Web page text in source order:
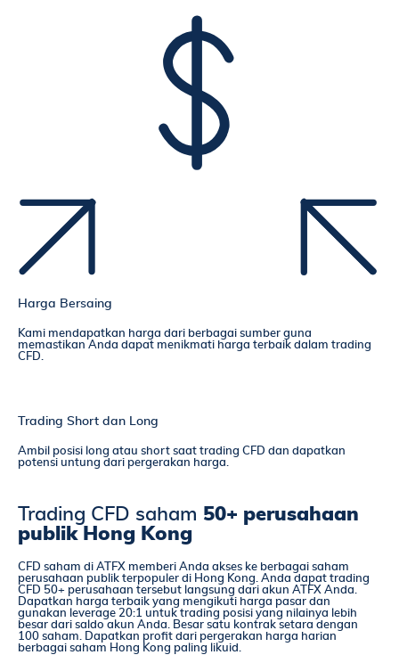
Harga Bersaing
Kami mendapatkan harga dari berbagai sumber guna
memastikan Anda dapat menikmati harga terbaik dalam trading
CFD.
Trading Short dan Long
Ambil posisi long atau short saat trading CFD dan dapatkan
potensi untung dari pergerakan harga.
Trading CFD saham 50+ perusahaan
publik Hong Kong
CFD saham di ATFX memberi Anda akses ke berbagai saham
perusahaan publik terpopuler di Hong Kong. Anda dapat trading
CFD 50+ perusahaan tersebut langsung dari akun ATFX Anda.
Dapatkan harga terbaik yang mengikuti harga pasar dan
gunakan leverage 20:1 untuk trading posisi yang nilainya lebih
besar dari saldo akun Anda. Besar satu kontrak setara dengan
100 saham. Dapatkan profit dari pergerakan harga harian
berbagai saham Hong Kong paling likuid.